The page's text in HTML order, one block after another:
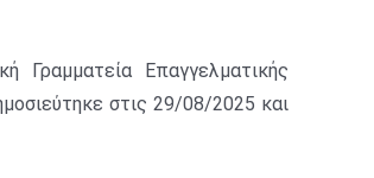
Γραμματεία Επαγγελματικής
στις 29/08/2025 και